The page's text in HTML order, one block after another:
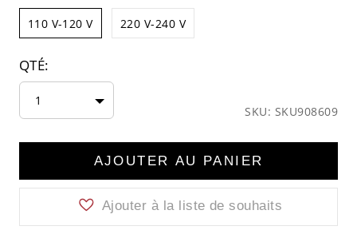
110 V-120 V 220 V-240 V
QTÉ:
1
SKU: SKU908609
AJOUTER AU PANIER
Ajouter à la liste de souhaits